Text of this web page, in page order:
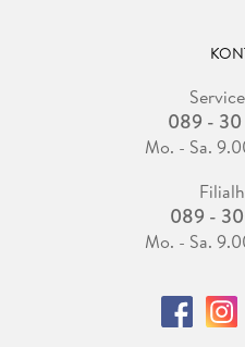
089 -
Mo. - Sa.
089 -
Mo. - Sa.